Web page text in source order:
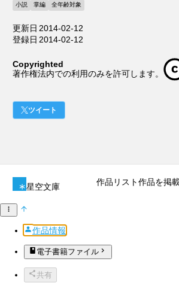
小説 掌編 全年齢対象
更新日 2014-02-12
登録日 2014-02-12
Copyrighted
著作権法内での利用のみを許可します。
ツイート
星空文庫 作品リスト作品を掲
作品情報
電子書籍ファイル
共有